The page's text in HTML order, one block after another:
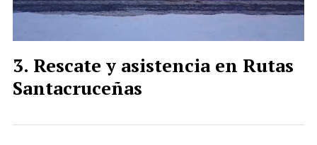
Rescate y asistencia en Rutas
Santacruceñas